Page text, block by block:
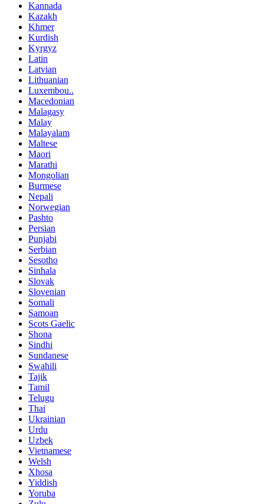
Kannada
Kazakh
Khmer
Kurdish
Kyrgyz
Latin
Latvian
Lithuanian
Luxembou..
Macedonian
Malagasy
Malay
Malayalam
Maltese
Maori
Marathi
Mongolian
Burmese
Nepali
Norwegian
Pashto
Persian
Punjabi
Serbian
Sesotho
Sinhala
Slovak
Slovenian
Somali
Samoan
Scots Gaelic
Shona
Sindhi
Sundanese
Swahili
Tajik
Tamil
Telugu
Thai
Ukrainian
Urdu
Uzbek
Vietnamese
Welsh
Xhosa
Yiddish
Yoruba